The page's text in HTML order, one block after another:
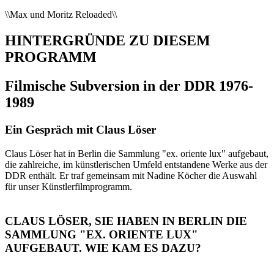
\\Max und Moritz Reloaded\\
HINTERGRÜNDE ZU DIESEM
PROGRAMM
Filmische Subversion in der DDR 1976-
1989
Ein Gespräch mit Claus Löser
Claus Löser hat in Berlin die Sammlung "ex. oriente lux" aufgebaut,
die zahlreiche, im künstlerischen Umfeld entstandene Werke aus der
DDR enthält. Er traf gemeinsam mit Nadine Köcher die Auswahl
für unser Künstlerfilmprogramm.
CLAUS LÖSER, SIE HABEN IN BERLIN DIE
SAMMLUNG "EX. ORIENTE LUX"
AUFGEBAUT. WIE KAM ES DAZU?